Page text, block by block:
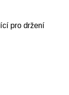
pro držení